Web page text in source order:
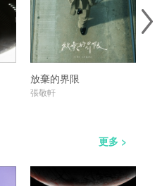
放棄的界限
張敬軒
更多 >